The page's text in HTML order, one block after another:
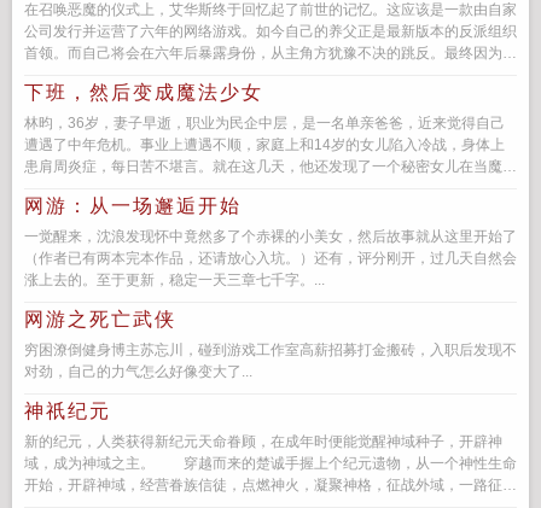
在召唤恶魔的仪式上，艾华斯终于回忆起了前世的记忆。这应该是一款由自家
公司发行并运营了六年的网络游戏。如今自己的养父正是最新版本的反派组织
首领。而自己将会在六年后暴露身份，从主角方犹豫不决的跳反。最终因为决
下班，然后变成魔法少女
林昀，36岁，妻子早逝，职业为民企中层，是一名单亲爸爸，近来觉得自己
遭遇了中年危机。事业上遭遇不顺，家庭上和14岁的女儿陷入冷战，身体上
患肩周炎症，每日苦不堪言。就在这几天，他还发现了一个秘密女儿在当魔法
网游：从一场邂逅开始
一觉醒来，沈浪发现怀中竟然多了个赤裸的小美女，然后故事就从这里开始了
（作者已有两本完本作品，还请放心入坑。）还有，评分刚开，过几天自然会
涨上去的。至于更新，稳定一天三章七千字。...
网游之死亡武侠
穷困潦倒健身博主苏忘川，碰到游戏工作室高薪招募打金搬砖，入职后发现不
对劲，自己的力气怎么好像变大了...
神祇纪元
新的纪元，人类获得新纪元天命眷顾，在成年时便能觉醒神域种子，开辟神
域，成为神域之主。 穿越而来的楚诚手握上个纪元遗物，从一个神性生命
开始，开辟神域，经营眷族信徒，点燃神火，凝聚神格，征战外域，一路征服